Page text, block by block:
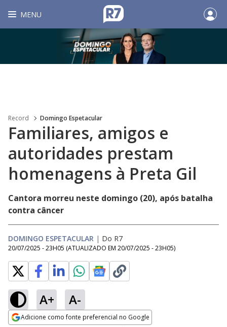
MENU
Record Domingo Espetacular
Familiares, amigos e
autoridades prestam
homenagens à Preta Gil
Cantora morreu neste domingo (20), após batalha
contra câncer
DOMINGO ESPETACULAR | Do R7
20/07/2025 - 23H05 (ATUALIZADO EM 20/07/2025 - 23H05)
A+ A-
Adicione como fonte preferencial no Google
Ativar
100.00%